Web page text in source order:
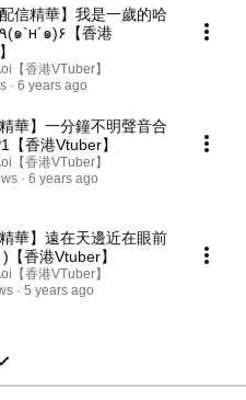
配信精華】我是一歲的哈
【香港VTuber】
6 years ago
精華】一分鐘不明聲音合
【香港Vtuber】
【香港VTuber】
6 years ago
精華】遠在天邊近在眼前
【香港Vtuber】
【香港VTuber】
5 years ago